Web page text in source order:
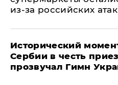
из-за российских атак
Исторический
Сербии в честь
прозвучал Гимн